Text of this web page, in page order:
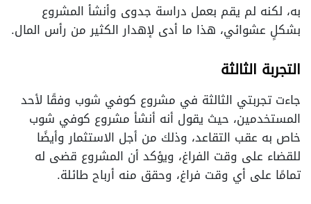
به، لكنه لم يقم بعمل دراسة جدوى وأنشأ المشروع
بشكلٍ عشوائي، هذا ما أدى لإهدار الكثير من رأس المال.
التجربة الثالثة
جاءت تجربتي الثالثة في مشروع كوفي شوب وفقًا لأحد
المستخدمين، حيث يقول أنه أنشأ مشروع كوفي شوب
خاص به عقب التقاعد، وذلك من أجل الاستثمار وأيضًا
للقضاء على وقت الفراغ، ويؤكد أن المشروع قضى له
تمامًا على أي وقت فراغ، وحقق منه أرباح طائلة.